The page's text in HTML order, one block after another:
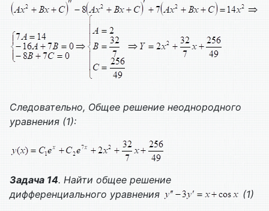
Следовательно, Общее решение неоднородного
уравнения (1):
Задача 14. Найти общее решение
дифференциального уравнения
(1)